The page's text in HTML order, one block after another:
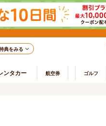
典をみる
ンタカー 航空券 ゴルフ